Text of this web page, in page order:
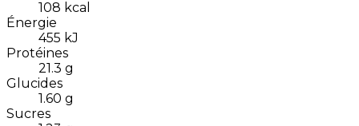
108 kcal
Énergie
455 kJ
Protéines
21.3 g
Glucides
1.60 g
Sucres